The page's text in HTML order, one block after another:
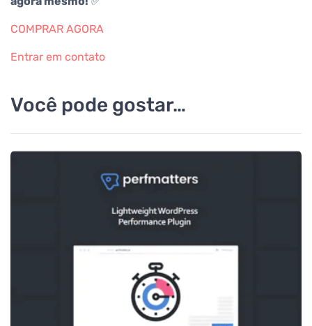
COMPRAR AGORA
Entrar em contato
Você pode gostar…